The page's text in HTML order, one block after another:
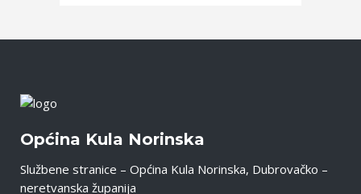
Općina Kula Norinska
Službene stranice – Općina Kula Norinska, Dubrovačko –
neretvanska županija